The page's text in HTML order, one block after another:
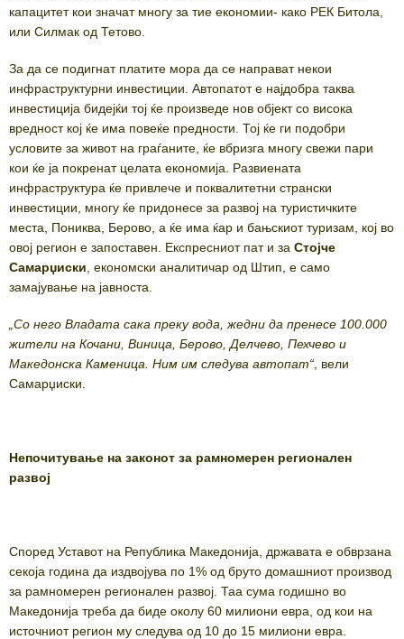
капацитет кои значат многу за тие економии- како РЕК Битола,
или Силмак од Тетово.
За да се подигнат платите мора да се направат некои
инфраструктурни инвестиции. Автопатот е најдобра таква
инвестиција бидејќи тој ќе произведе нов објект со висока
вредност кој ќе има повеќе предности. Тој ќе ги подобри
условите за живот на граѓаните, ќе вбризга многу свежи пари
кои ќе ја покренат целата економија. Развиената
инфраструктура ќе привлече и поквалитетни странски
инвестиции, многу ќе придонесе за развој на туристичките
места, Пониква, Берово, а ќе има ќар и бањскиот туризам, кој во
овој регион е запоставен. Експресниот пат и за Стојче
Самарџиски , економски аналитичар од Штип, е само
замајување на јавноста.
„Со него Владата сака преку вода, жедни да пренесе 100.000
жители на Кочани, Виница, Берово, Делчево, Пехчево и
Македонска Каменица. Ним им следува автопат“ , вели
Самарџиски.
Непочитување на законот за рамномерен регионален
развој
Според Уставот на Република Македонија, државата е обврзана
секоја година да издвојува по 1% од бруто домашниот производ
за рамномерен регионален развој. Таа сума годишно во
Македонија треба да биде околу 60 милиони евра, од кои на
источниот регион му следува од 10 до 15 милиони евра.